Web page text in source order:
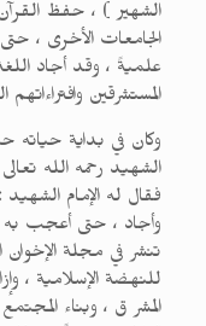
الشهير ) ، حفظ القرآن
الجامعات الأخرى ،
علميةً ، وقد أجاد
المستشرقين وافتراءاتهم
وكان في بداية حياته
الشهيد رحمه الله
فقال له الإمام
وأجاد ، حتى أعجب به
تنشر في مجلة
للنهضة الإسلامية ،
المشر ق ، وبناء